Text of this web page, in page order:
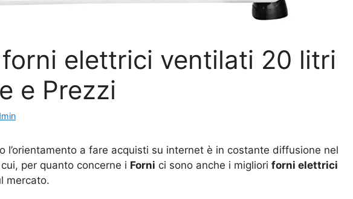
elettrici ventilati 20 litri
e Prezzi
l’orientamento a fare acquisti su internet è in costante diffusione nel
per quanto concerne i Forni ci sono anche i migliori forni elettrici
mercato.